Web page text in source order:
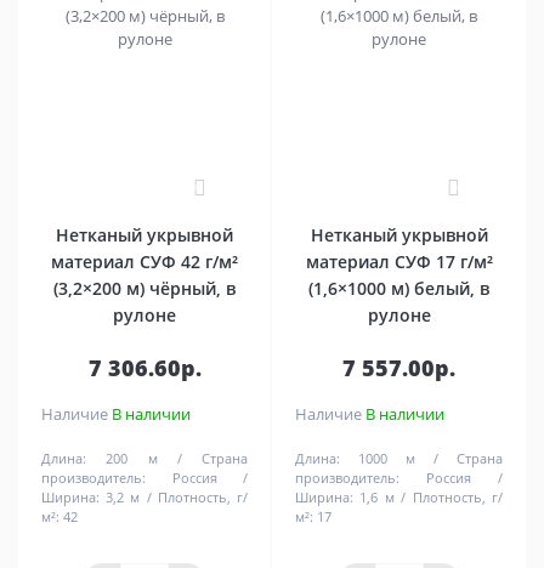
Нетканый укрывной
материал СУФ 42 г/м²
(3,2×200 м) чёрный, в
рулоне
7 306.60р.
Наличие В наличии
Длина: 200 м
Страна
производитель:
Россия
Ширина: 3,2 м
Плотность, г/
м²: 42
Нетканый укрывной
материал СУФ 17 г/м²
(1,6×1000 м) белый, в
рулоне
7 557.00р.
Наличие В наличии
Длина: 1000 м
Страна
производитель:
Россия
Ширина: 1,6 м
Плотность, г/
м²: 17